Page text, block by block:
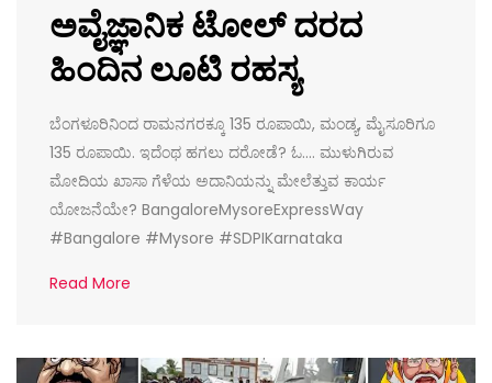
ಅವೈಜ್ಞಾನಿಕ ಟೋಲ್ ದರದ
ಹಿಂದಿನ ಲೂಟಿ ರಹಸ್ಯ
ಬೆಂಗಳೂರಿನಿಂದ ರಾಮನಗರಕ್ಕೂ 135 ರೂಪಾಯಿ, ಮಂಡ್ಯ, ಮೈಸೂರಿಗೂ
135 ರೂಪಾಯಿ. ಇದೆಂಥ ಹಗಲು ದರೋಡೆ? ಓ…. ಮುಳುಗಿರುವ
ಮೋದಿಯ ಖಾಸಾ ಗೆಳೆಯ ಅದಾನಿಯನ್ನು ಮೇಲೆತ್ತುವ ಕಾರ್ಯ
ಯೋಜನೆಯೇ? BangaloreMysoreExpressWay
#Bangalore #Mysore #SDPIKarnataka
Read More